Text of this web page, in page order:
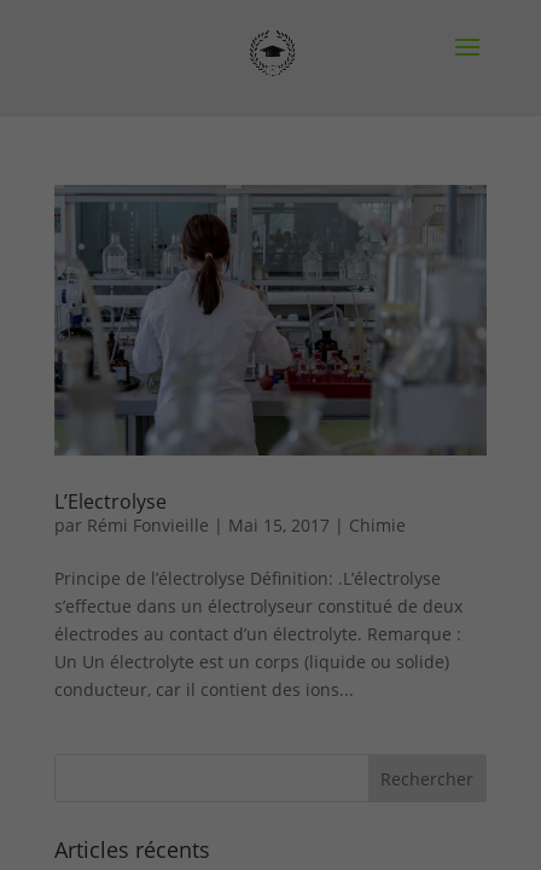
L’Electrolyse
par Rémi Fonvieille | Mai 15, 2017 | Chimie
Principe de l’électrolyse Définition: .L’électrolyse
s’effectue dans un électrolyseur constitué de deux
électrodes au contact d’un électrolyte. Remarque :
Un Un électrolyte est un corps (liquide ou solide)
conducteur, car il contient des ions...
Articles récents